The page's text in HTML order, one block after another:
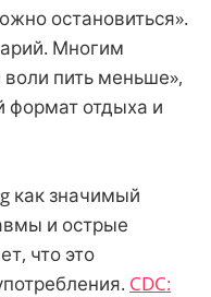
остановиться».
Многим
воли пить меньше»,
формат отдыха и
как значимый
и острые
что это
CDC: